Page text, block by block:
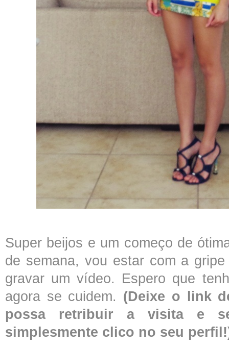
Super beijos e um começo de
de semana, vou estar com a
gravar um vídeo. Espero que
agora se cuidem. (Deixe o link
possa retribuir a visita e
simplesmente clico no seu